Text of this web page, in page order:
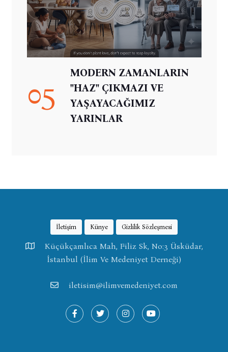
05
MODERN ZAMANLARIN
"HAZ" ÇIKMAZI VE
YAŞAYACAĞIMIZ
YARINLAR
İletişim Künye Gizlilik Sözleşmesi
Küçükçamlıca Mah, Filiz Sk, No:3 Üsküdar,
İstanbul (İlim Ve Medeniyet Derneği)
iletisim@ilimvemedeniyet.com